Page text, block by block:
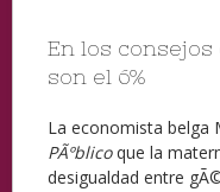
En los
son el 6%
La economista belga
PÃºblicoque la
desigualdad entre